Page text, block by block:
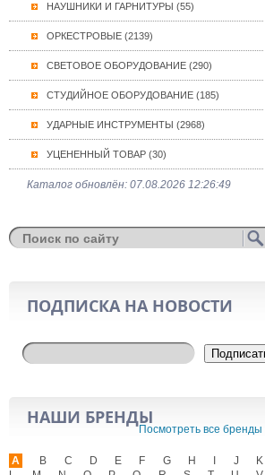
НАУШНИКИ И ГАРНИТУРЫ (55)
ОРКЕСТРОВЫЕ (2139)
СВЕТОВОЕ ОБОРУДОВАНИЕ (290)
СТУДИЙНОЕ ОБОРУДОВАНИЕ (185)
УДАРНЫЕ ИНСТРУМЕНТЫ (2968)
УЦЕНЕННЫЙ ТОВАР (30)
Каталог обновлён: 07.08.2026 12:26:49
ПОДПИСКА НА НОВОСТИ
НАШИ БРЕНДЫ
Посмотреть все бренды
A B C D E F G H J
K